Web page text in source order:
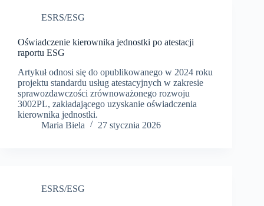
ESRS/ESG
Oświadczenie kierownika jednostki po atestacji
raportu ESG
Artykuł odnosi się do opublikowanego w 2024 roku
projektu standardu usług atestacyjnych w zakresie
sprawozdawczości zrównoważonego rozwoju
3002PL, zakładającego uzyskanie oświadczenia
kierownika jednostki.
Maria Biela
27 stycznia 2026
ESRS/ESG